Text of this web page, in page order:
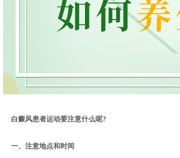
白癜风患者运动要注意什么呢?
一、注意地点和时间